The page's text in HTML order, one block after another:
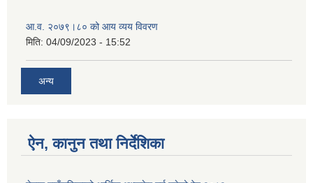
आ.व. २०७९।८० को आय व्यय विवरण
मिति: 04/09/2023 - 15:52
अन्य
ऐन, कानुन तथा निर्देशिका